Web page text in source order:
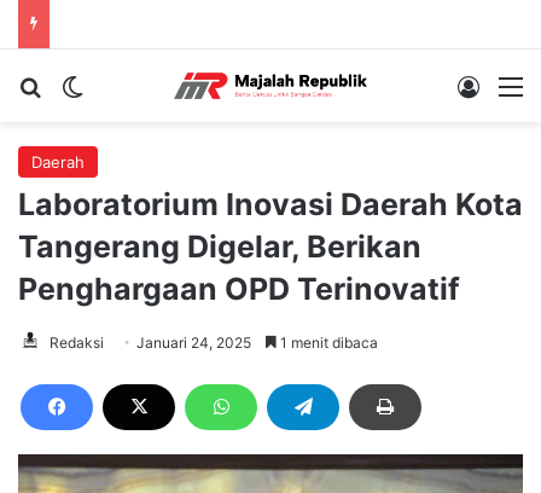
Cari berita...Switch skin Log In
Daerah
Laboratorium Inovasi Daerah Kota
Tangerang Digelar, Berikan
Penghargaan OPD Terinovatif
Redaksi Januari 24, 2025 1 menit dibaca